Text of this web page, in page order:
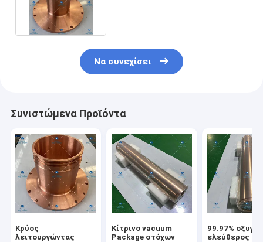
Να συνεχίσει
Συνιστώμενα Προϊόντα
Κρύος
λειτουργώντας
Κίτρινο vacuum
Package στόχων
99.97%
ελεύθερος